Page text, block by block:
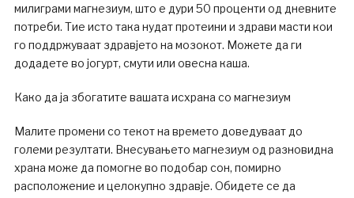
милиграми магнезиум, што е дури 50 проценти од дневните
потреби. Тие исто така нудат протеини и здрави масти кои
го поддржуваат здравјето на мозокот. Можете да ги
додадете во јогурт, смути или овесна каша.
Како да ја збогатите вашата исхрана со магнезиум
Малите промени со текот на времето доведуваат до
големи резултати. Внесувањето магнезиум од разновидна
храна може да помогне во подобар сон, помирно
расположение и целокупно здравје. Обидете се да